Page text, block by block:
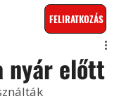
FELIRATKOZÁS
nyár előtt